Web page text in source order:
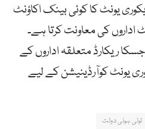
یونٹ کا کوئی بینک اکاؤنٹ
کی معاونت کرتا ہے۔
ریکارڈ متعلقہ اداروں کے
یونٹ کوآرڈینیشن کے لیے
لوٹی ہوئی دولت